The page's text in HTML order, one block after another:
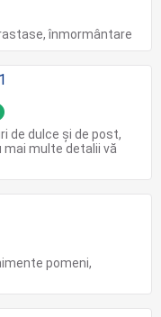
înmormântare
de dulce și de post,
multe detalii vă
pomeni,